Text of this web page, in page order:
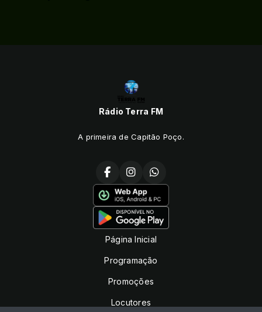
Rádio Terra FM
A primeira de Capitão Poço.
Página Inicial
Programação
Promoções
Locutores